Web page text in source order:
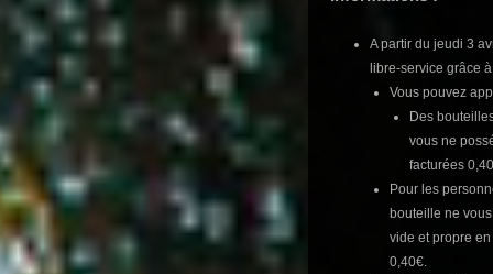
A partir du jeudi 3
libre-service grâce
Vous pouvez
Des
vous ne
facturées
Pour les
bouteille ne
vide et propre
0,40€.